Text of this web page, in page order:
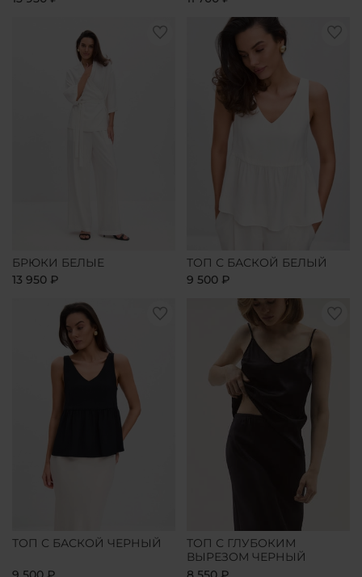
БРЮКИ БЕЛЫЕ
13 950 ₽
ТОП С БАСКОЙ БЕЛЫЙ
9 500 ₽
ТОП С БАСКОЙ ЧЕРНЫЙ
ТОП С ГЛУБОКИМ
ВЫРЕЗОМ ЧЕРНЫЙ